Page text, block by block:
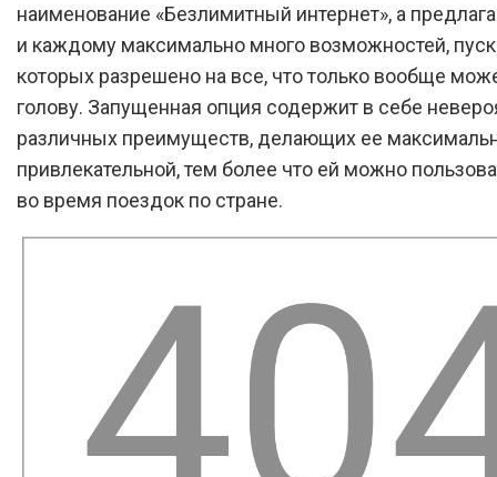
наименование «Безлимитный интернет», а
и каждому максимально много возможностей,
которых разрешено на все, что только вообще
голову. Запущенная опция содержит в себе
различных преимуществ, делающих ее
привлекательной, тем более что ей можно
во время поездок по стране.